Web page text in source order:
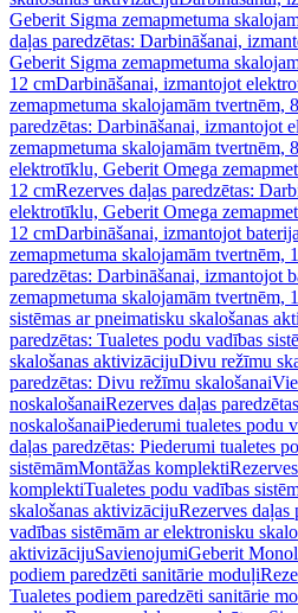
Geberit Sigma zemapmetuma
daļas paredzētas: Darbināšanai,
Geberit Sigma zemapmetuma
12 cmDarbināšanai, izmantojot
zemapmetuma skalojamām tvertnēm,
paredzētas: Darbināšanai, izmantojot
zemapmetuma skalojamām tvertnēm,
elektrotīklu, Geberit Omega
12 cmRezerves daļas paredzētas:
elektrotīklu, Geberit Omega
12 cmDarbināšanai, izmantojot
zemapmetuma skalojamām tvertnēm,
paredzētas: Darbināšanai, izmantojot
zemapmetuma skalojamām tvertnēm,
sistēmas ar pneimatisku skalošanas
paredzētas: Tualetes podu vadības
skalošanas aktivizācijuDivu režīmu
paredzētas: Divu režīmu skalošanai
noskalošanaiRezerves daļas
noskalošanaiPiederumi tualetes podu
daļas paredzētas: Piederumi tualetes
sistēmāmMontāžas komplekti
komplektiTualetes podu vadības
skalošanas aktivizācijuRezerves daļas
vadības sistēmām ar elektronisku
aktivizācijuSavienojumiGeberit
podiem paredzēti sanitārie moduļi
Tualetes podiem paredzēti sanitārie